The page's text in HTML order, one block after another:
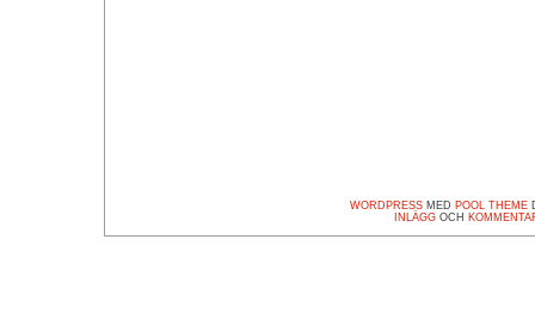
WORDPRESSMED POOL THEME
INLÄGGOCH